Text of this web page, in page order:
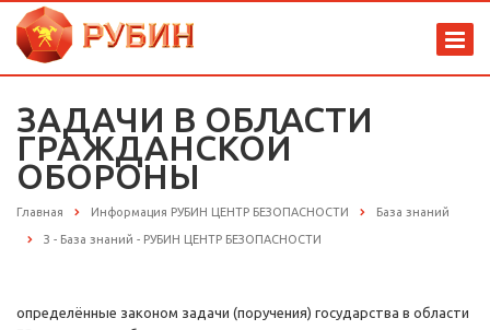
ЗАДАЧИ В ОБЛАСТИ
ГРАЖДАНСКОЙ
ОБОРОНЫ
Главная Информация РУБИН ЦЕНТР БЕЗОПАСНОСТИ База знаний
З - База знаний - РУБИН ЦЕНТР БЕЗОПАСНОСТИ
определённые законом задачи (поручения) государства в области